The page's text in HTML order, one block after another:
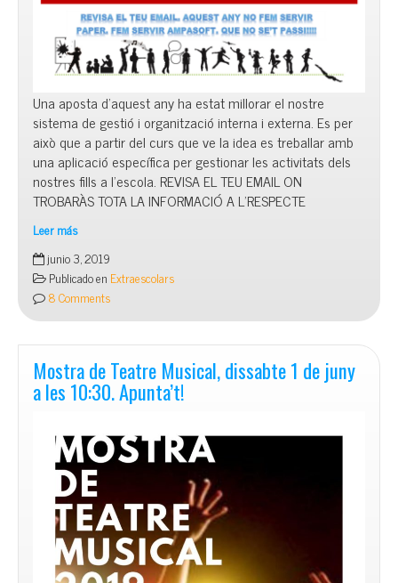
Una aposta d’aquest any ha estat millorar el nostre
sistema de gestió i organització interna i externa. Es per
això que a partir del curs que ve la idea es treballar amb
una aplicació específica per gestionar les activitats dels
nostres fills a l’escola. REVISA EL TEU EMAIL ON
TROBARÀS TOTA LA INFORMACIÓ A L’RESPECTE
Leer más
Obert
el
període
de
preinscripcions
a
les
extraescolars
del
2019-
2020
junio 3, 2019
Publicado en Extraescolars
8 Comments
Mostra de Teatre Musical, dissabte 1 de juny
a les 10:30. Apunta’t!